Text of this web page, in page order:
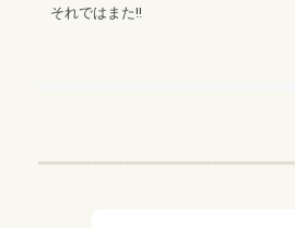
それではまた!!